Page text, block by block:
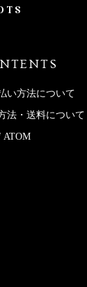
い方法について
法・送料について
ATOM